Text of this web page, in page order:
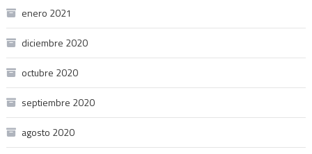
enero 2021
diciembre 2020
octubre 2020
septiembre 2020
agosto 2020